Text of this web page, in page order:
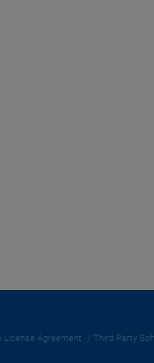
License Agreement Third Party